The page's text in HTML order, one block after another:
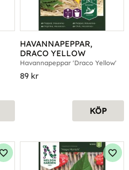
HAVANNAPEPPAR,
DRACO YELLOW
Havannapeppar 'Draco Yellow'
89 kr
KÖP
Lägg till i favoriter